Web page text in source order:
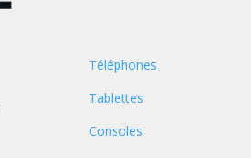
Téléphones
Tablettes
Consoles